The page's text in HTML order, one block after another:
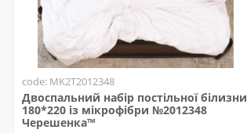
code: MK2T2012348
Двоспальний набір постільної білизни
180*220 із мікрофібри №2012348
Черешенка™